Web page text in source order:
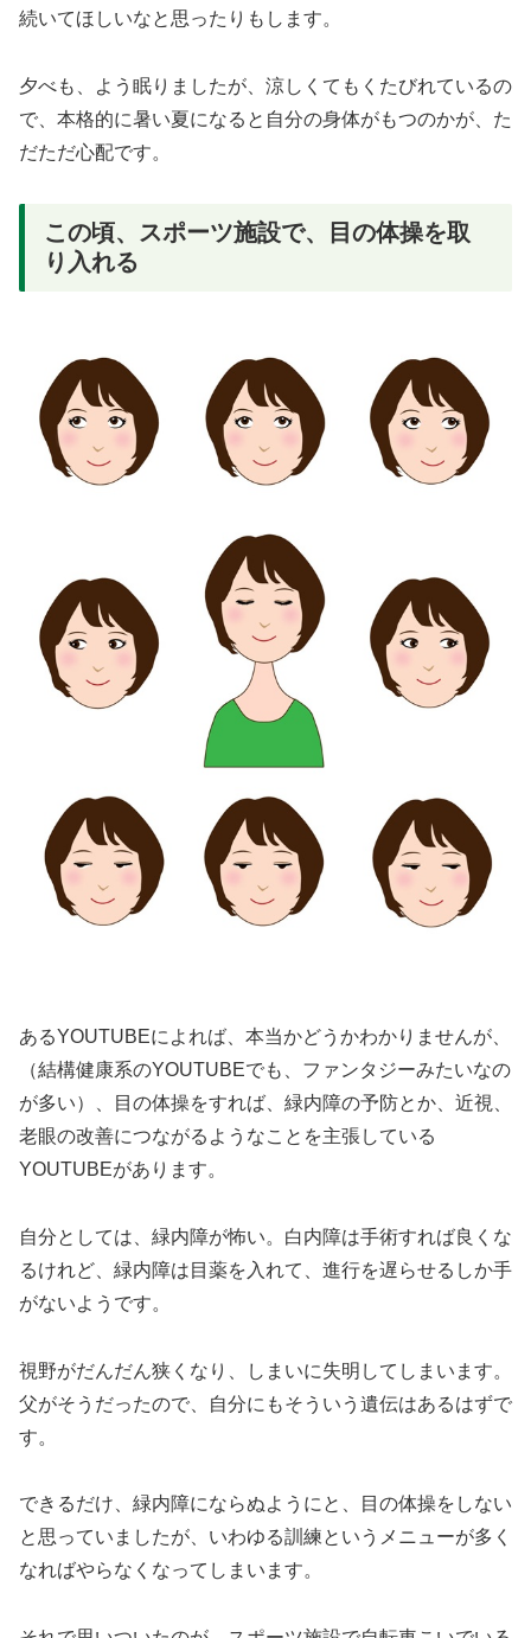
続いてほしいなと思ったりもします。
夕べも、よう眠りましたが、涼しくてもくたびれているの
で、本格的に暑い夏になると自分の身体がもつのかが、た
だただ心配です。
この頃、スポーツ施設で、目の体操を取
り入れる
あるYOUTUBEによれば、本当かどうかわかりませんが、
（結構健康系のYOUTUBEでも、ファンタジーみたいなの
が多い）、目の体操をすれば、緑内障の予防とか、近視、
老眼の改善につながるようなことを主張している
YOUTUBEがあります。
自分としては、緑内障が怖い。白内障は手術すれば良くな
るけれど、緑内障は目薬を入れて、進行を遅らせるしか手
がないようです。
視野がだんだん狭くなり、しまいに失明してしまいます。
父がそうだったので、自分にもそういう遺伝はあるはずで
す。
できるだけ、緑内障にならぬようにと、目の体操をしない
と思っていましたが、いわゆる訓練というメニューが多く
なればやらなくなってしまいます。